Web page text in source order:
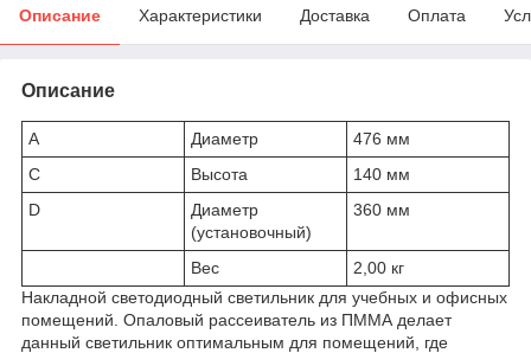
Описание Характеристики Доставка Оплата
Описание
A Диаметр
476 мм
C
Высота
140 мм
D
Диаметр
(установочный)
360 мм
Вес
2,00 кг
Накладной светодиодный светильник для учебных и офисных
помещений. Опаловый рассеиватель из ПММА делает
данный светильник оптимальным для помещений, где